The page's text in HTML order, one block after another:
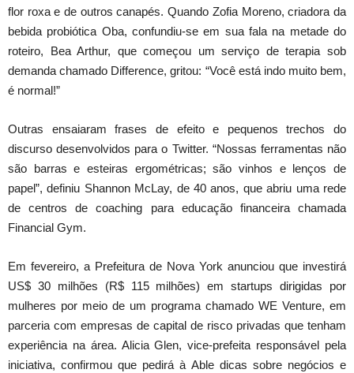
flor roxa e de outros canapés. Quando Zofia Moreno, criadora da
bebida probiótica Oba, confundiu-se em sua fala na metade do
roteiro, Bea Arthur, que começou um serviço de terapia sob
demanda chamado Difference, gritou: “Você está indo muito bem,
é normal!”
Outras ensaiaram frases de efeito e pequenos trechos do
discurso desenvolvidos para o Twitter. “Nossas ferramentas não
são barras e esteiras ergométricas; são vinhos e lenços de
papel”, definiu Shannon McLay, de 40 anos, que abriu uma rede
de centros de coaching para educação financeira chamada
Financial Gym.
Em fevereiro, a Prefeitura de Nova York anunciou que investirá
US$ 30 milhões (R$ 115 milhões) em startups dirigidas por
mulheres por meio de um programa chamado WE Venture, em
parceria com empresas de capital de risco privadas que tenham
experiência na área. Alicia Glen, vice-prefeita responsável pela
iniciativa, confirmou que pedirá à Able dicas sobre negócios e